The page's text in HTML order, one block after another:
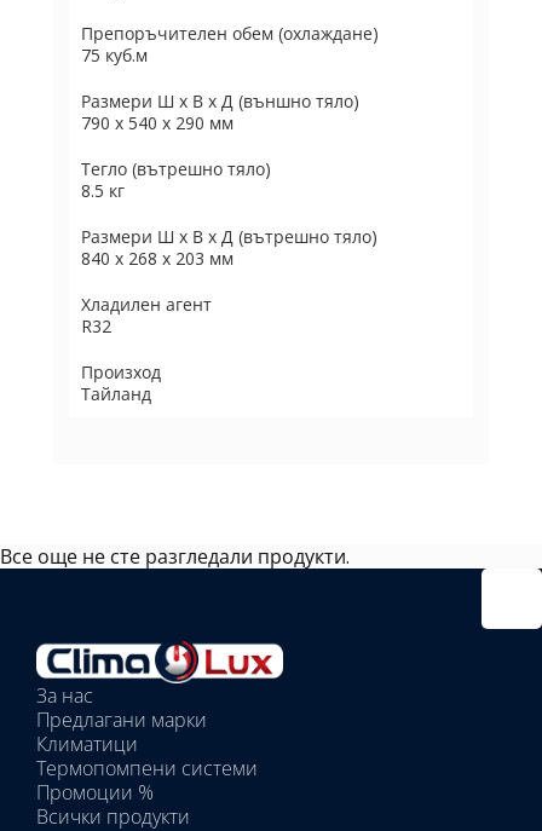
Препоръчителен обем (охлаждане)
75 куб.м
Размери Ш х В х Д (външно тяло)
790 x 540 x 290 мм
Тегло (вътрешно тяло)
8.5 кг
Размери Ш х В х Д (вътрешно тяло)
840 x 268 x 203 мм
Хладилен агент
R32
Произход
Тайланд
Все още не сте разгледали продукти.
Избрани
вътрешни
тела:
Избрано
тяло:
За нас
Предлагани марки
Климатици
Термопомпени системи
Промоции %
Всички продукти